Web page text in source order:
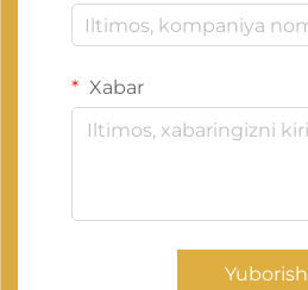
Xabar
Yuborish